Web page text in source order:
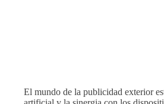
El mundo de la publicidad exterior